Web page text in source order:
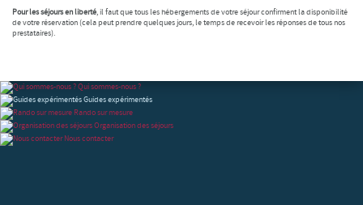
Pour les séjours en liberté, il faut que tous les hébergements de votre séjour confirment la disponibilité
de votre réservation (cela peut prendre quelques jours, le temps de recevoir les réponses de tous nos
prestataires).
Qui sommes-nous ?
Guides expérimentés
Rando sur mesure
Organisation des séjours
Nous contacter